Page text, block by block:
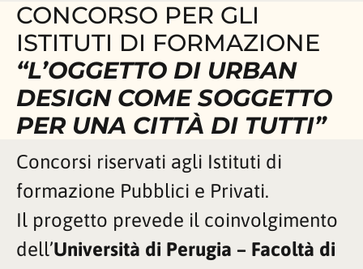
CONCORSO PER GLI
ISTITUTI DI FORMAZIONE
“L’OGGETTO DI URBAN
DESIGN COME SOGGETTO
PER UNA CITTÀ DI TUTTI”
Concorsi riservati agli Istituti di
formazione Pubblici e Privati.
Il progetto prevede il coinvolgimento
dell’Università di Perugia – Facoltà di